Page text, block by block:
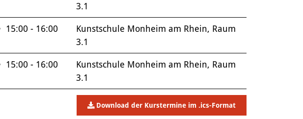
3.1
15:00 - 16:00
Kunstschule Monheim am Rhein, Raum
3.1
15:00 - 16:00
Kunstschule Monheim am Rhein, Raum
3.1
Download der Kurstermine im .ics-Format